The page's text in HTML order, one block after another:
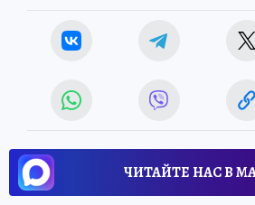
ЧИТАЙТЕ НАС В